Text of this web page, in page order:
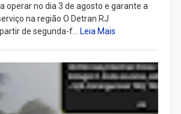
operar no dia 3 de agosto e garante a
na região O Detran RJ
de segunda-f... Leia Mais